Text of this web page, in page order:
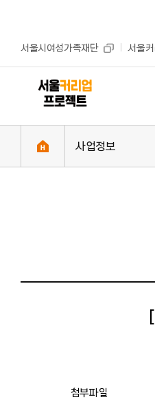
서울시여성가족재단 서울
사업정보
첨부파일